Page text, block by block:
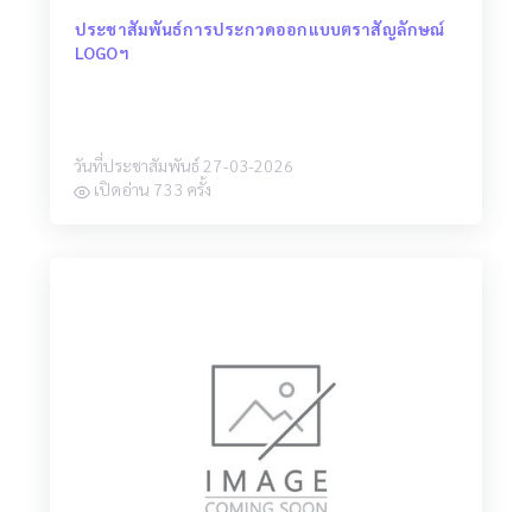
ประชาสัมพันธ์การประกวดออกแบบตราสัญลักษณ์
LOGOฯ
วันที่ประชาสัมพันธ์ 27-03-2026
เปิดอ่าน 733 ครั้ง